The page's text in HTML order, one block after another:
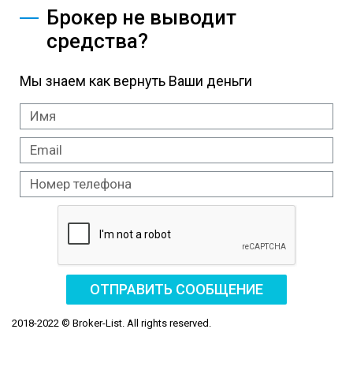
Брокер не выводит
средства?
Мы знаем как вернуть Ваши деньги
ОТПРАВИТЬ СООБЩЕНИЕ
2018-2022 © Broker-List. All rights reserved.